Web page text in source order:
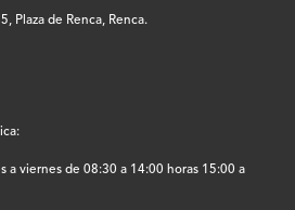
Plaza de Renca, Renca.
a viernes de 08:30 a 14:00 horas 15:00 a